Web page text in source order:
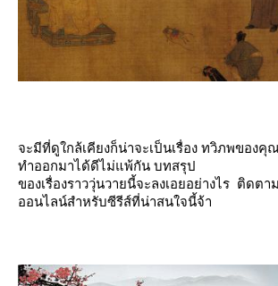
จะมีที่ดูใกล้เคียงก็น่าจะเป็นเรื่อง ทวิภพของ
ทำออกมาได้ดีไม่แพ้กัน บทสรุป
ของเรื่องราววุ่นวายนี้จะลงเอยอย่างไร ติดต
ออนไลน์สำหรับซีรีส์ที่น่าสนใจนี้จ้า